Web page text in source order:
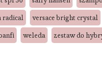
radical
versace bright crystal
weleda zestaw do